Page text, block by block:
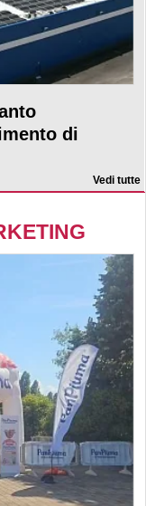
di
Vedi tutte